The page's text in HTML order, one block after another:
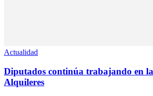
Actualidad
Diputados continúa trabajando en
Alquileres